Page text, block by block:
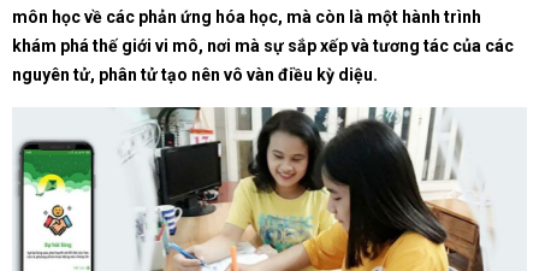
môn học về các phản ứng hóa học, mà còn là một hành trình
khám phá thế giới vi mô, nơi mà sự sắp xếp và tương tác của các
nguyên tử, phân tử tạo nên vô vàn điều kỳ diệu.